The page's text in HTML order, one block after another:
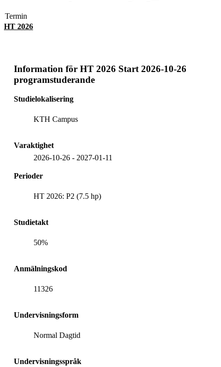
Termin
HT 2026
Information för HT 2026 Start 2026-10-26
programstuderande
Studielokalisering
KTH Campus
Varaktighet
2026-10-26 - 2027-01-11
Perioder
HT 2026: P2 (7.5 hp)
Studietakt
50%
Anmälningskod
11326
Undervisningsform
Normal Dagtid
Undervisningsspråk